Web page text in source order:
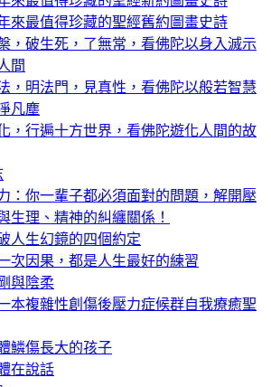
來最值得珍藏的聖經舊約圖畫史詩
，破生死，了無常，看佛陀以身入滅示
間
，明法門，見真性，看佛陀以般若智慧
凡塵
，行遍十方世界，看佛陀遊化人間的故
：你一輩子都必須面對的問題，解開壓
生理、精神的糾纏關係！
人生幻鏡的四個約定
次因果，都是人生最好的練習
與陰柔
本複雜性創傷後壓力症候群自我療癒聖
鱗傷長大的孩子
在說話